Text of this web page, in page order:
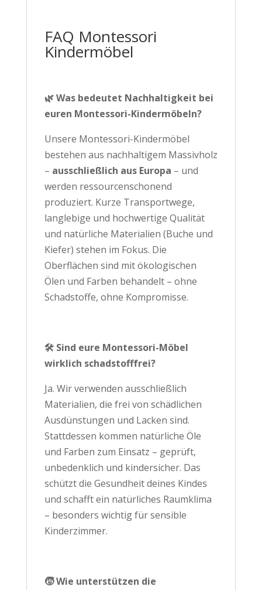
FAQ Montessori
Kindermöbel
🌿 Was bedeutet Nachhaltigkeit bei
euren Montessori-Kindermöbeln?
Unsere Montessori-Kindermöbel
bestehen aus nachhaltigem Massivholz
– ausschließlich aus Europa – und
werden ressourcenschonend
produziert. Kurze Transportwege,
langlebige und hochwertige Qualität
und natürliche Materialien (Buche und
Kiefer) stehen im Fokus. Die
Oberflächen sind mit ökologischen
Ölen und Farben behandelt – ohne
Schadstoffe, ohne Kompromisse.
🛠️ Sind eure Montessori-Möbel
wirklich schadstofffrei?
Ja. Wir verwenden ausschließlich
Materialien, die frei von schädlichen
Ausdünstungen und Lacken sind.
Stattdessen kommen natürliche Öle
und Farben zum Einsatz – geprüft,
unbedenklich und kindersicher. Das
schützt die Gesundheit deines Kindes
und schafft ein natürliches Raumklima
– besonders wichtig für sensible
Kinderzimmer.
🧒 Wie unterstützen die